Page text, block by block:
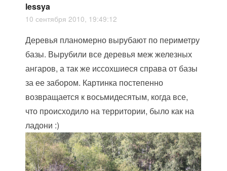
lessya
10 сентября 2010, 19:49:12
Деревья планомерно вырубают по периметру
базы. Вырубили все деревья меж железных
ангаров, а так же иссохшиеся справа от базы
за ее забором. Картинка постепенно
возвращается к восьмидесятым, когда все,
что происходило на территории, было как на
ладони :)